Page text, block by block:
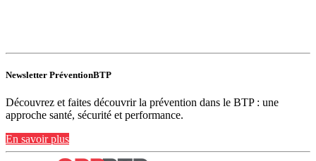
Newsletter PréventionBTP
Découvrez et faites découvrir la prévention dans le BTP : une
approche santé, sécurité et performance.
En savoir plus